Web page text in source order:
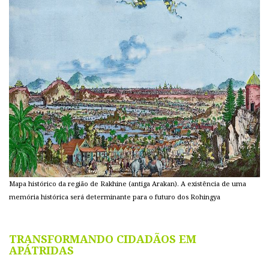
Mapa histórico da região de Rakhine (antiga Arakan). A existência de uma
memória histórica será determinante para o futuro dos Rohingya
TRANSFORMANDO CIDADÃOS EM
APÁTRIDAS